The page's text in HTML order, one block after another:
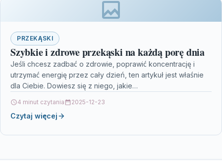
PRZEKĄSKI
Szybkie i zdrowe przekąski na każdą porę dnia
Jeśli chcesz zadbać o zdrowie, poprawić koncentrację i
utrzymać energię przez cały dzień, ten artykuł jest właśnie
dla Ciebie. Dowiesz się z niego, jakie…
4 minut czytania 2025-12-23
Czytaj więcej